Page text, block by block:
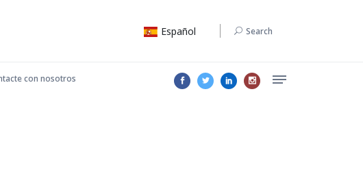
Español Search
con nosotros